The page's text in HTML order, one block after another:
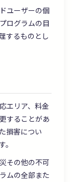
ユーザーの個
ログラムの目
するものとし
エリア、料金
することがあ
損害につい
その他の不可
ムの全部また